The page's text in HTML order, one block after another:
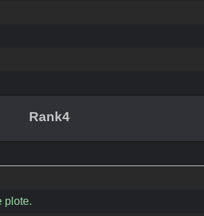
Rank4
plote.